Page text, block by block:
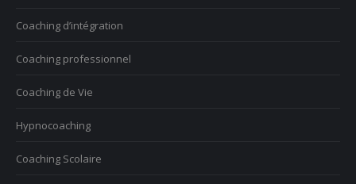
Coaching d’intégration
Coaching professionnel
Coaching de Vie
Hypnocoaching
Coaching Scolaire